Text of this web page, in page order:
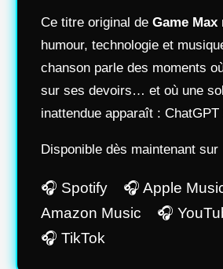
Ce titre original de Game Max
humour, technologie et
chanson parle des moments
sur ses devoirs… et où une
inattendue apparaît : ChatGPT
Disponible dès maintenant sur
🎧 Spotify 🎧 Apple
Amazon Music 🎧
🎧 TikTok